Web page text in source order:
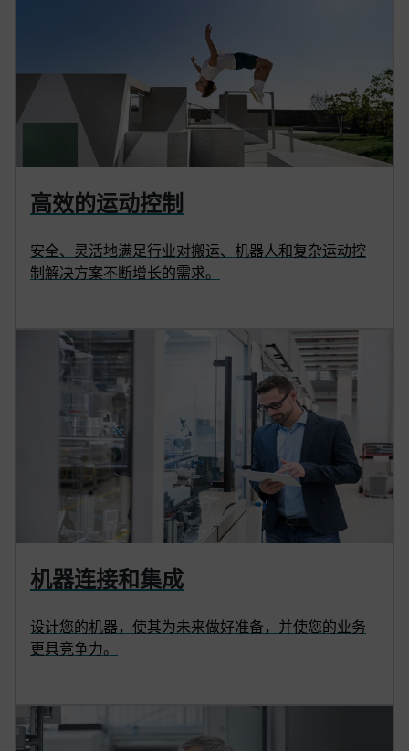
高效的运动控制
安全、灵活地满足行业对搬运、机器人和复杂运动控
制解决方案不断增长的需求。
机器连接和集成
设计您的机器，使其为未来做好准备，并使您的业务
更具竞争力。